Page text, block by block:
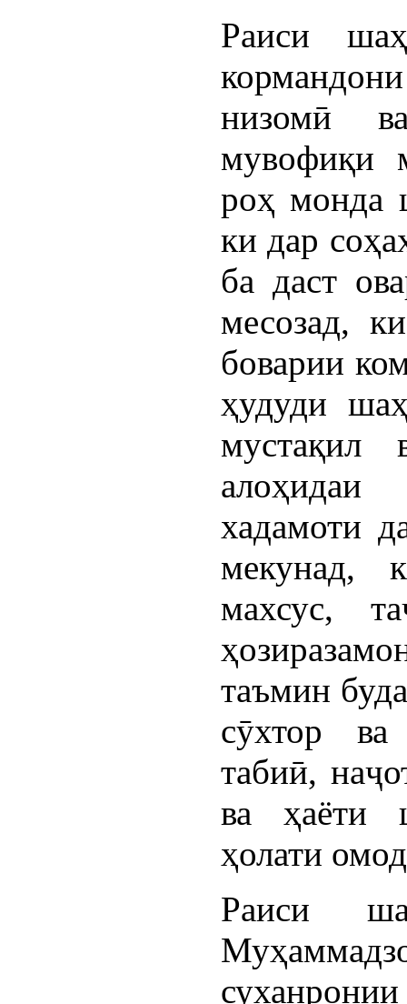
Раиси
низомӣ
мувофиқи
роҳ монда
ки дар
ба даст
месозад,
боварии
ҳудуди
мустақил
хадамоти
мекунад,
махсус,
таъмин
сӯхтор ва
табиӣ,
ва ҳаёти
ҳолати
Раиси